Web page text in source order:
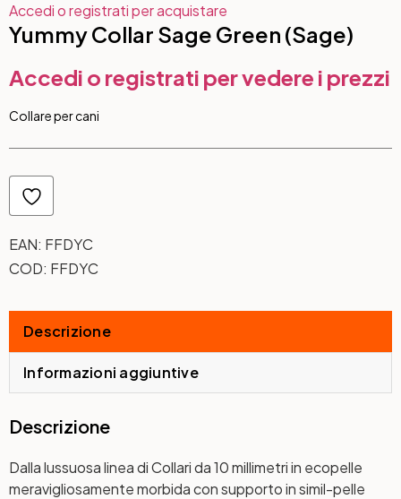
Accedi o registrati per acquistare
Yummy Collar Sage Green (Sage)
Accedi o registrati per vedere i prezzi
Collare per cani
EAN: FFDYC
COD: FFDYC
Descrizione
Informazioni aggiuntive
Descrizione
Dalla lussuosa linea di Collari da 10 millimetri in ecopelle
meravigliosamente morbida con supporto in simil-pelle